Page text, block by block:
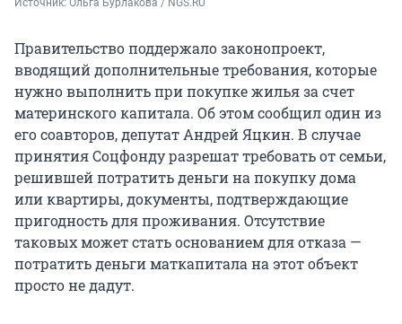
Правительство поддержало законопроект,
вводящий дополнительные требования, которые
нужно выполнить при покупке жилья за счет
материнского капитала. Об этом сообщил один из
его соавторов, депутат Андрей Яцкин. В случае
принятия Соцфонду разрешат требовать от семьи,
решившей потратить деньги на покупку дома
или квартиры, документы, подтверждающие
пригодность для проживания. Отсутствие
таковых может стать основанием для отказа —
потратить деньги маткапитала на этот объект
просто не дадут.